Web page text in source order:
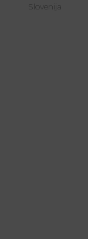
Slovenija